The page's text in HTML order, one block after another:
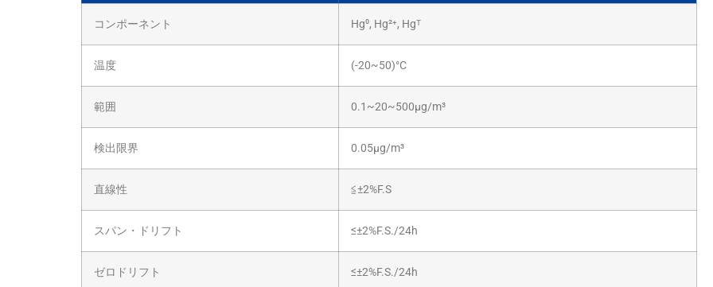
コンポーネント Hg⁰, Hg²⁺, Hgᵀ
温度 (-20~50)°C
範囲 0.1~20~500μg/m³
検出限界 0.05μg/m³
直線性 ≦±2%F.S
スパン・ドリフト ≤±2%F.S./24h
ゼロドリフト ≤±2%F.S./24h